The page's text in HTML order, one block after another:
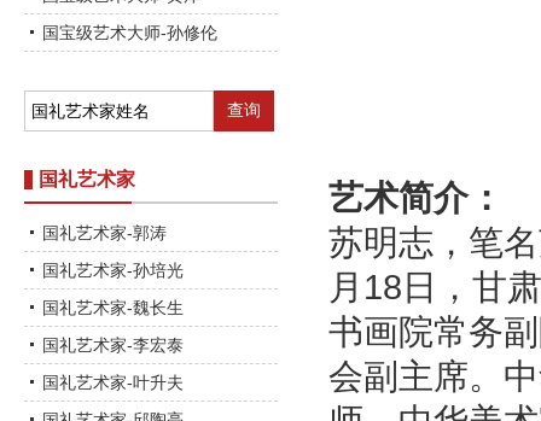
国宝级艺术大师-孙修伦
国礼艺术家
国礼艺术家-郭涛
国礼艺术家-孙培光
国礼艺术家-魏长生
国礼艺术家-李宏泰
国礼艺术家-叶升夫
艺术简介：
苏明志，笔
月18日，甘
书画院常务
会副主席。